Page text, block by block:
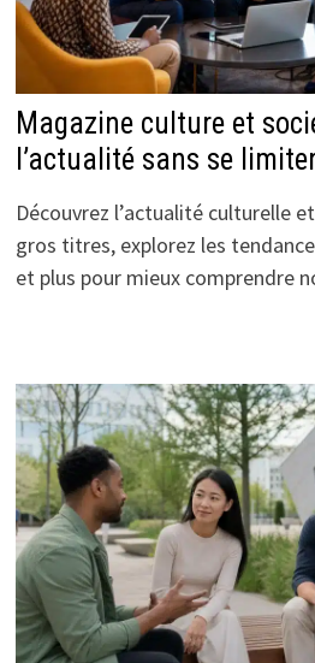
Magazine culture et
l’actualité sans se
Découvrez l’actualité culturelle
gros titres, explorez les
et plus pour mieux comprendre